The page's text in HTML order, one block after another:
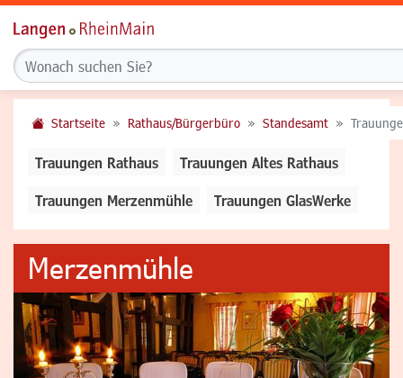
Startseite Rathaus/Bürgerbüro Standesamt
Trauungen Rathaus Trauungen Altes Rathaus
Trauungen Merzenmühle Trauungen GlasWerke
Merzenmühle